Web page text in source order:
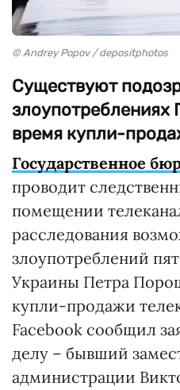
© Andrey Popov / depositphotos
Существуют
время купли-
Государственное
проводит
помещении
расследования
злоупотреблений
Украины Петра
купли-продажи
Facebook сообщил
делу – бывший
администрации